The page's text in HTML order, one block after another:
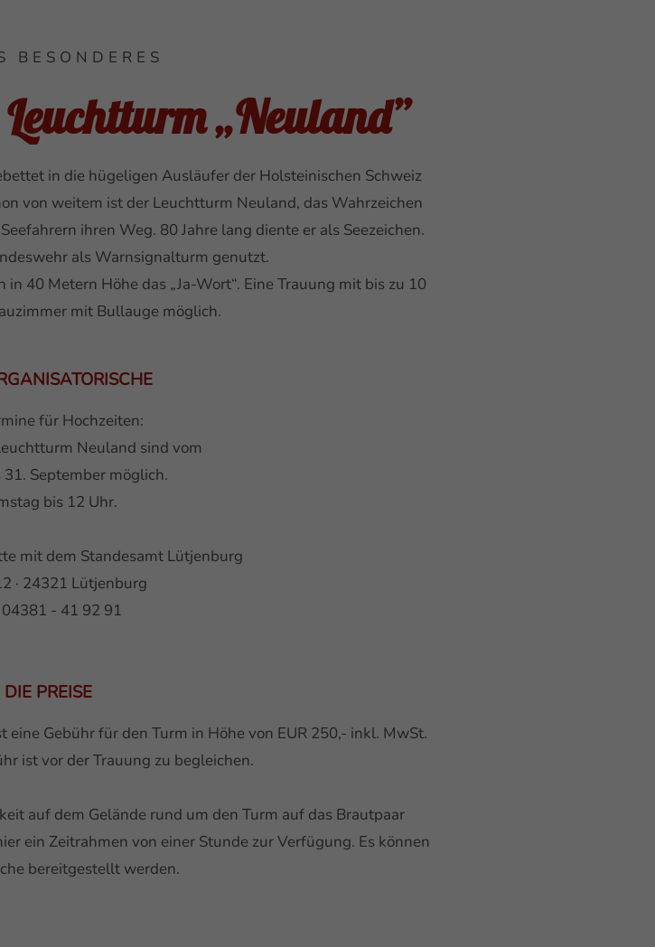
BESONDERES
„Neuland”
in die hügeligen Ausläufer der Holsteinischen Schweiz
von weitem ist der Leuchtturm Neuland, das Wahrzeichen
ihren Weg. 80 Jahre lang diente er als Seezeichen.
als Warnsignalturm genutzt.
40 Metern Höhe das „Ja-Wort“. Eine Trauung mit bis zu 10
mit Bullauge möglich.
für Hochzeiten:
Neuland sind vom
31. September möglich.
bis 12 Uhr.
mit dem Standesamt Lütjenburg
· 24321 Lütjenburg
- 41 92 91
DIE PREISE
Gebühr für den Turm in Höhe von EUR 250,- inkl. MwSt.
ist vor der Trauung zu begleichen.
auf dem Gelände rund um den Turm auf das Brautpaar
ein Zeitrahmen von einer Stunde zur Verfügung. Es können
bereitgestellt werden.